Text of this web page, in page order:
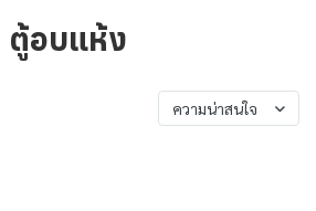
ตู้อบแห้ง
ความน่าสนใจ